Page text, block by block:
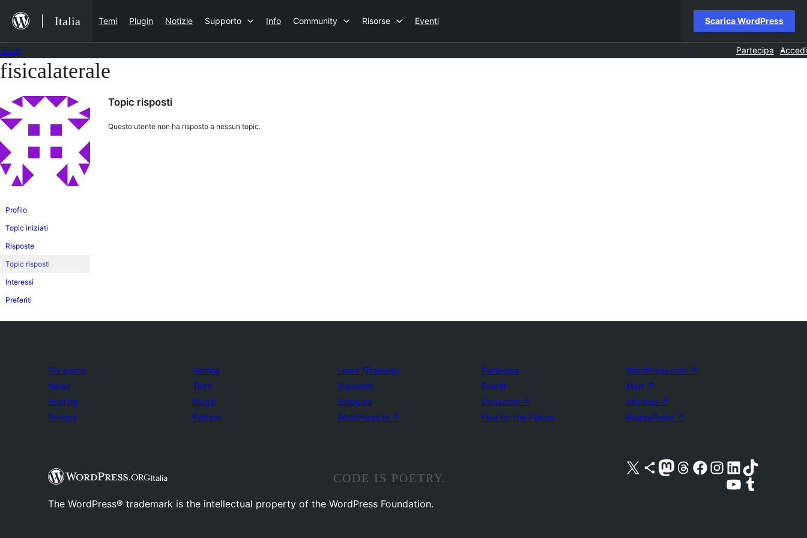
contenuto
Italia Temi Plugin Notizie Supporto Info Community Risorse Eventi Scarica WordPress
Partecipa Accedi
Vai
contenuto
fisicalaterale
Profilo
Topic iniziati
Risposte
Topic risposti
Interessi
Preferiti
Topic risposti
Questo utente non ha risposto a nessun topic.
Chi siamo
News
Hosting
Privacy
Vetrina
Temi
Plugin
Pattern
Learn (Training)
Supporto
Sviluppo
WordPress.tv ↗
Partecipa
Eventi
Donazioni ↗
Five for the Future
WordPress.com ↗
Matt ↗
bbPress ↗
BuddyPress ↗
Italia
Visita il nostro account X (ex Twitter)
Visita il nostro account Bluesky
Visita il nostro account Mastodon
Visita il nostro account Threads
Visita la nostra pagina Facebook
Visita il nostro account Instagram
Visita il nostro account LinkedIn
Visita il nostro account TikTok
Visita il nostro canale YouTube
Visita il nostro account Tumblr
CODE IS POETRY.
The WordPress® trademark is the intellectual property of the WordPress Foundation.